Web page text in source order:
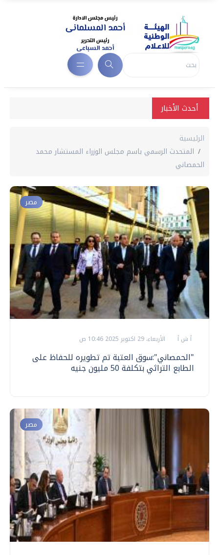
أحدث الأخبار
الرئيسية
المتحدث الرسمي باسم مجلس الوزراء المستشار محمد
الحمصاني
مصر
أ ش أ الأربعاء، 29 اكتوبر 2025 10:46 ص
"الحمصاني":سوق العتبة تم تطويره للحفاظ على
الطابع التراثي بتكلفة 50 مليون جنيه
مصر